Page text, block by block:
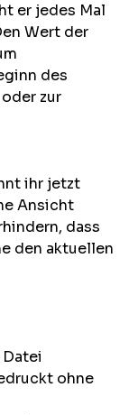
er jedes Mal
Wert der
des
zur
ihr jetzt
Ansicht
dass
den aktuellen
ohne